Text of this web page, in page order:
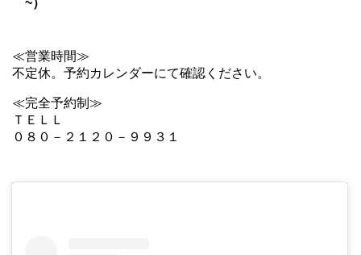
~）
≪営業時間≫
不定休。予約カレンダーにて確認ください。
≪完全予約制≫
ＴＥＬＬ
０８０－２１２０－９９３１